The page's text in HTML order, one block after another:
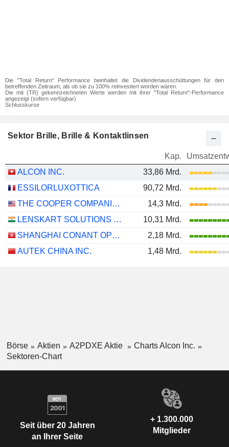
Die "Total Return" Performance beinhaltet die Dividendenausschüttungen für den
betreffenden Zeitraum, als ob sie zu 100% reinvestiert worden wären.
Die mit (TR) gekennzeichneten Werte werden mit ihrer "Total Return"-Performance
angezeigt (sofern verfügbar)
Schlusskurse
Sektor Brille, Brille & Kontaktlinsen
Kap.
ALCON INC.
33,86 Mrd.
ESSILORLUXOTTICA
90,72 Mrd.
THE COOPER COMPANIES, INC.
14,3 Mrd.
LENSKART SOLUTIONS LIMITED
10,31 Mrd.
SHANGHAI CONANT OPTICAL CO., LTD.
2,18 Mrd.
AUTEK CHINA INC.
1,48 Mrd.
Börse Aktien A2PDXE Aktie
Charts Alcon Inc.
Sektoren-Chart
Seit über 20 Jahren
an Ihrer Seite
+ 1.300.000
Mitglieder